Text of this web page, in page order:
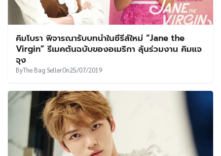
คิมโบรา พิจารณารับบทนำในซีรีส์ใหม่ “Jane the
Virgin” รีเมคต้นฉบับของอเมริกา ลุ้นร่วมงาน คิมแจ
จุง
ByThe Bag SellerOn25/07/2019